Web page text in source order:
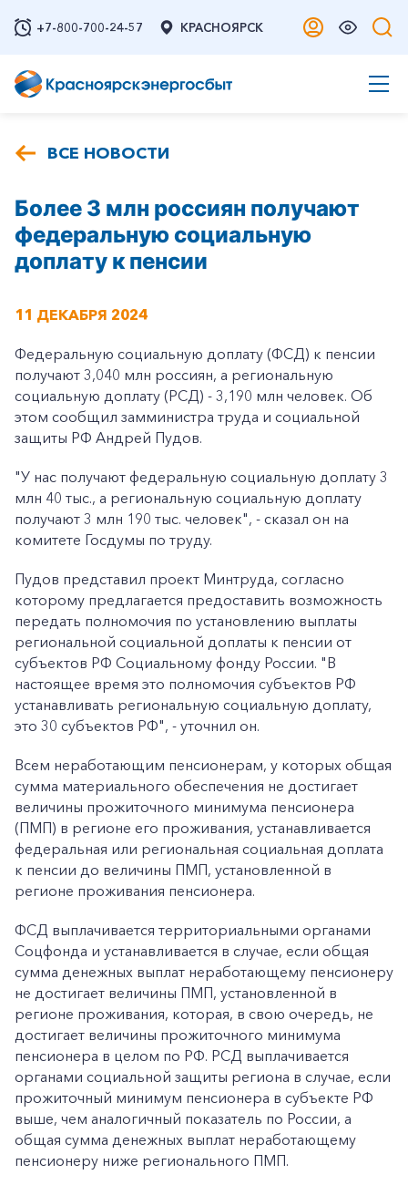
+7-800-700-24-57 КРАСНОЯРСК
ВСЕ НОВОСТИ
Более 3 млн россиян получают
федеральную социальную
доплату к пенсии
11 ДЕКАБРЯ 2024
Федеральную социальную доплату (ФСД) к пенсии
получают 3,040 млн россиян, а региональную
социальную доплату (РСД) - 3,190 млн человек. Об
этом сообщил замминистра труда и социальной
защиты РФ Андрей Пудов.
"У нас получают федеральную социальную доплату 3
млн 40 тыс., а региональную социальную доплату
получают 3 млн 190 тыс. человек", - сказал он на
комитете Госдумы по труду.
Пудов представил проект Минтруда, согласно
которому предлагается предоставить возможность
передать полномочия по установлению выплаты
региональной социальной доплаты к пенсии от
субъектов РФ Социальному фонду России. "В
настоящее время это полномочия субъектов РФ
устанавливать региональную социальную доплату,
это 30 субъектов РФ", - уточнил он.
Всем неработающим пенсионерам, у которых общая
сумма материального обеспечения не достигает
величины прожиточного минимума пенсионера
(ПМП) в регионе его проживания, устанавливается
федеральная или региональная социальная доплата
к пенсии до величины ПМП, установленной в
регионе проживания пенсионера.
ФСД выплачивается территориальными органами
Соцфонда и устанавливается в случае, если общая
сумма денежных выплат неработающему пенсионеру
не достигает величины ПМП, установленной в
регионе проживания, которая, в свою очередь, не
достигает величины прожиточного минимума
пенсионера в целом по РФ. РСД выплачивается
органами социальной защиты региона в случае, если
прожиточный минимум пенсионера в субъекте РФ
выше, чем аналогичный показатель по России, а
общая сумма денежных выплат неработающему
пенсионеру ниже регионального ПМП.